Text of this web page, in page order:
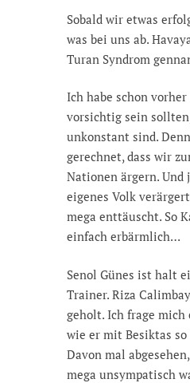
Sobald wir etwas
was bei uns ab.
Turan Syndrom
Ich habe schon
vorsichtig sein
unkonstant sind.
gerechnet, dass wir
Nationen ärgern.
eigenes Volk
mega enttäuscht. So
einfach erbärmlich…
Senol Günes ist halt
Trainer. Riza
geholt. Ich frage
wie er mit Besiktas
Davon mal
mega unsympatisch